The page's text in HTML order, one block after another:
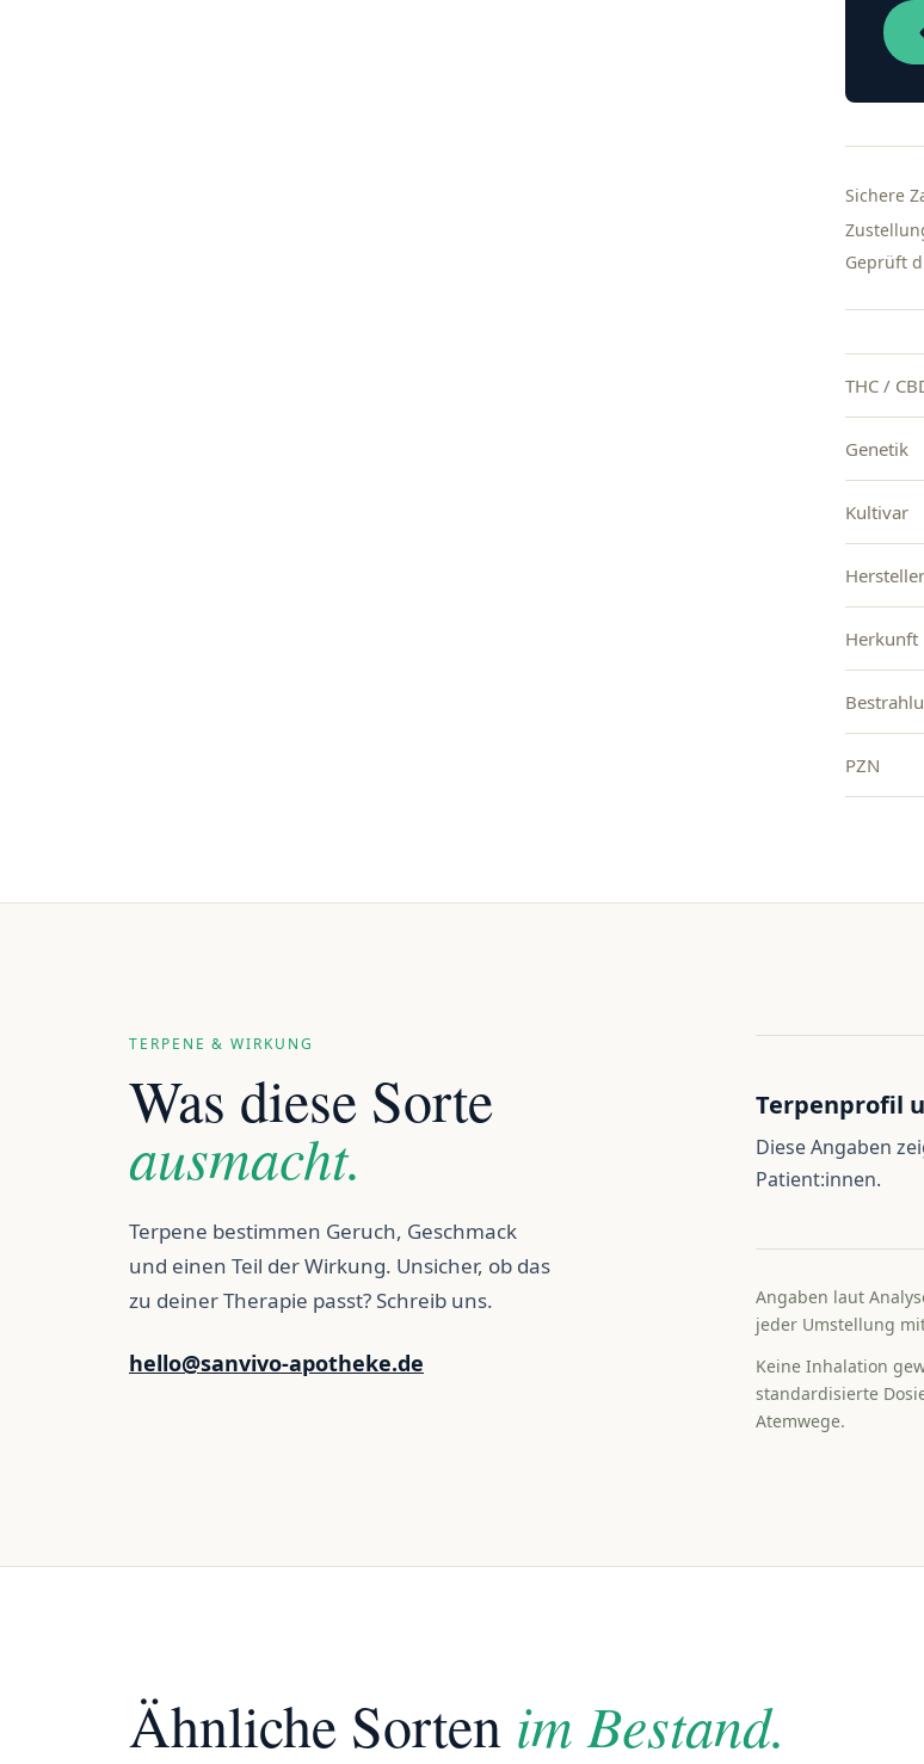
Sichere
Geprüft
THC /
Genetik
Kultivar
Hersteller
Herkunft
PZN
TERPENE & WIRKUNG
Was diese Sorte
ausmacht.
Terpene bestimmen Geruch, Geschmack
und einen Teil der Wirkung. Unsicher, ob das
zu deiner Therapie passt? Schreib uns.
hello@sanvivo-apotheke.de
Terpenprofil
Diese Angaben
Patient:innen.
Angaben laut
jeder Umstellung
Keine Inhalation
standardisierte
Atemwege.
Ähnliche Sorten im Bestand.